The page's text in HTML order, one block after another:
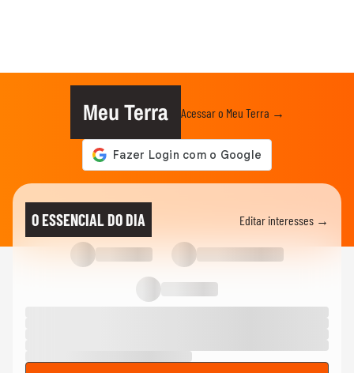
Meu Terra Acessar o Meu Terra →
O ESSENCIAL DO DIA Editar interesses →